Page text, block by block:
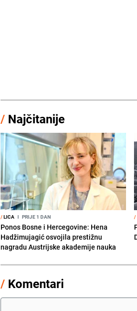
/ Najčitanije
/LICA I PRIJE 1 DAN
Ponos Bosne i Hercegovine: Hena
Hadžimujagić osvojila prestižnu
nagradu Austrijske akademije nauka
/
/ Komentari